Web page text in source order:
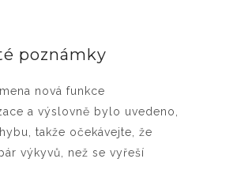
poznámky
nová funkce
a výslovně bylo uvedeno,
takže očekávejte, že
výkyvů, než se vyřeší